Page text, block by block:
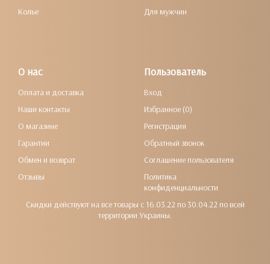
Колье
Для мужчин
О нас
Оплата и доставка
Наши контакты
О магазине
Гарантии
Обмен и возврат
Отзывы
Пользователь
Вход
Избранное (0)
Регистрация
Обратный звонок
Соглашение пользователя
Политика
конфиденциальности
Скидки действуют на все товары с 16.03.22 по 30.04.22 по всей
территории Украины.